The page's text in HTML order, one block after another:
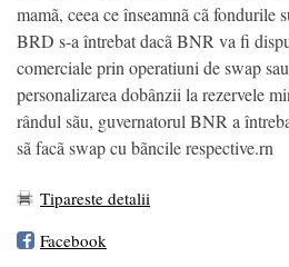
mamã, ceea ce înseamnã cã fondurile
BRD s-a întrebat dacã BNR va fi
comerciale prin operatiuni de swap
personalizarea dobânzii la rezervele
rândul sãu, guvernatorul BNR a
sã facã swap cu bãncile respective.rn
Tipareste detalii
Facebook